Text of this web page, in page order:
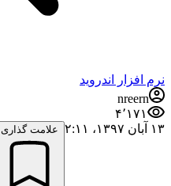
نرم افزار اندروید
nreern
۴٬۱۷۱
۱۳ آبان ۱۳۹۷،‏ ۲:۱۱
علامت گذاری